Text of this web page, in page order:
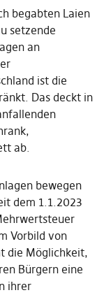
begabten Laien
setzende
an
ist die
Das deckt in
ab.
bewegen
dem 1.1.2023
Vorbild von
die Möglichkeit,
Bürgern eine
ihrer